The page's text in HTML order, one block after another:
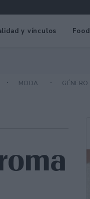
y vínculos Food
MODA GÉNERO